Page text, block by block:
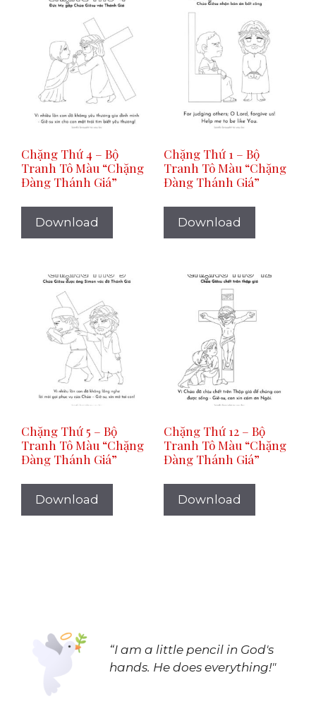
Chặng Thứ 4 – Bộ
Tranh Tô Màu “Chặng
Đàng Thánh Giá”
Download
Chặng Thứ 1 – Bộ
Tranh Tô Màu “Chặng
Đàng Thánh Giá”
Download
Chặng Thứ 5 – Bộ
Tranh Tô Màu “Chặng
Đàng Thánh Giá”
Download
Chặng Thứ 12 – Bộ
Tranh Tô Màu “Chặng
Đàng Thánh Giá”
Download
“I am a little pencil in God's
hands. He does everything!"